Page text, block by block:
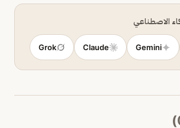
الاصطناعي
Gemini
Claude
Grok
)